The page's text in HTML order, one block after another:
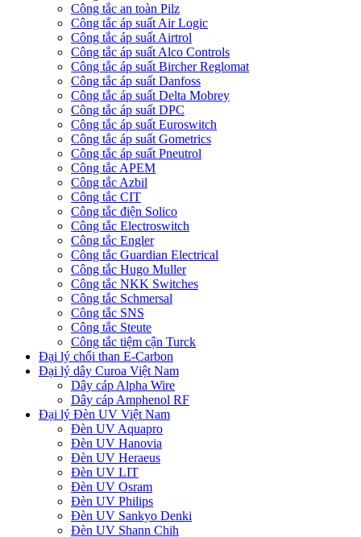
Công tắc an toàn Pilz
Công tắc áp suất Air Logic
Công tắc áp suất Airtrol
Công tắc áp suất Alco Controls
Công tắc áp suất Bircher Reglomat
Công tắc áp suất Danfoss
Công tắc áp suất Delta Mobrey
Công tắc áp suất DPC
Công tắc áp suất Euroswitch
Công tắc áp suất Gometrics
Công tắc áp suất Pneutrol
Công tắc APEM
Công tắc Azbil
Công tắc CIT
Công tắc điện Solico
Công tắc Electroswitch
Công tắc Engler
Công tắc Guardian Electrical
Công tắc Hugo Muller
Công tắc NKK Switches
Công tắc Schmersal
Công tắc SNS
Công tắc Steute
Công tắc tiệm cận Turck
Đại lý chổi than E-Carbon
Đại lý dây Curoa Việt Nam
Dây cáp Alpha Wire
Dây cáp Amphenol RF
Đại lý Đèn UV Việt Nam
Đèn UV Aquapro
Đèn UV Hanovia
Đèn UV Heraeus
Đèn UV LIT
Đèn UV Osram
Đèn UV Philips
Đèn UV Sankyo Denki
Đèn UV Shann Chih